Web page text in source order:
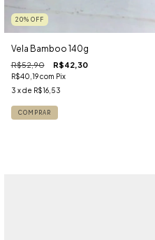
20% OFF
Vela Bamboo 140g
R$52,90 R$42,30
R$40,19com Pix
3 x de R$16,53